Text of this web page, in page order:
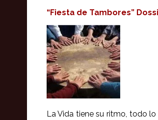
“Fiesta de Tambores”
La Vida tiene su ritmo, todo